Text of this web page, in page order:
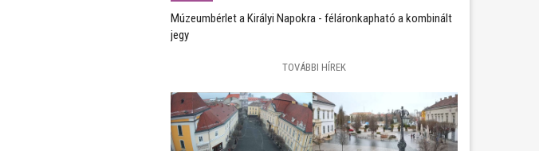
Múzeumbérlet a Királyi Napokra - féláronkapható a kombinált
jegy
TOVÁBBI HÍREK